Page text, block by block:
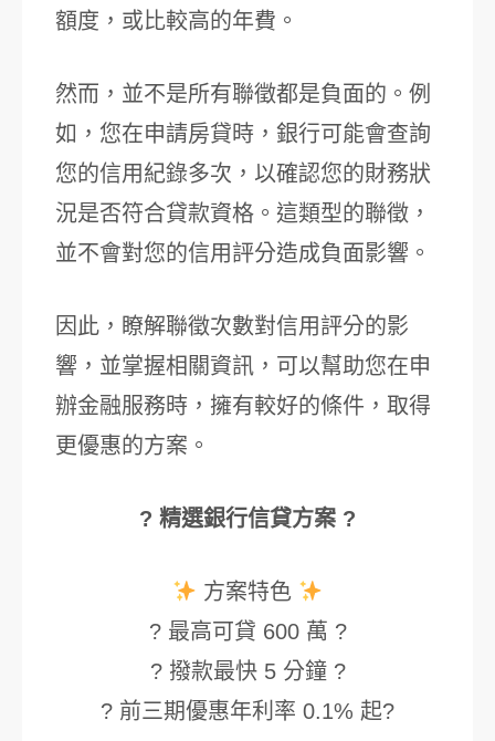
額度，或比較高的年費。
然而，並不是所有聯徵都是負面的。例
如，您在申請房貸時，銀行可能會查詢
您的信用紀錄多次，以確認您的財務狀
況是否符合貸款資格。這類型的聯徵，
並不會對您的信用評分造成負面影響。
因此，瞭解聯徵次數對信用評分的影
響，並掌握相關資訊，可以幫助您在申
辦金融服務時，擁有較好的條件，取得
更優惠的方案。
? 精選銀行信貸方案 ?
方案特色
? 最高可貸 600 萬 ?
? 撥款最快 5 分鐘 ?
? 前三期優惠年利率 0.1% 起?